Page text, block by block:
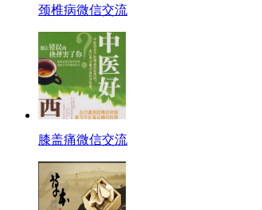
颈椎病微信交流
膝盖痛微信交流